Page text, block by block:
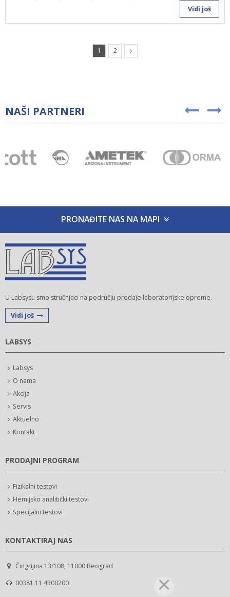
Vidi još
1 2
NAŠI PARTNERI
PRONAĐITE NAS NA MAPI
U Labsysu smo stručnjaci na području prodaje laboratorijske opreme.
Vidi još
LABSYS
Labsys
O nama
Akcija
Servis
Aktuelno
Kontakt
PRODAJNI PROGRAM
Fizikalni testovi
Hemijsko analitički testovi
Specijalni testovi
KONTAKTIRAJ NAS
Čingrijina 13/108, 11000 Beograd
00381 11 4300200